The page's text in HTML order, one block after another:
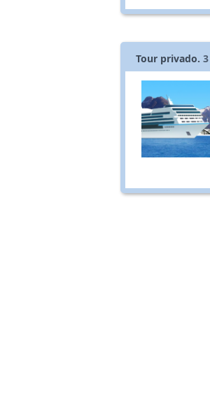
Tour privado. 3